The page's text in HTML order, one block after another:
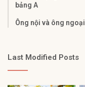
bảng A
Ông nội và ông ngoại
Last Modified Posts